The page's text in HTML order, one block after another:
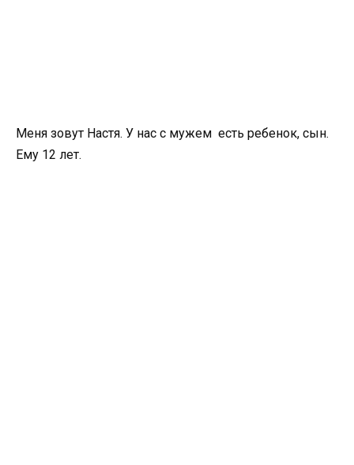
Меня зовут Настя. У нас с мужем есть ребенок, сын.
Ему 12 лет.